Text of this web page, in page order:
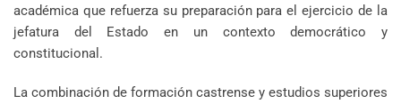
académica que refuerza su preparación para el ejercicio de la
jefatura del Estado en un contexto democrático y
constitucional.
La combinación de formación castrense y estudios superiores